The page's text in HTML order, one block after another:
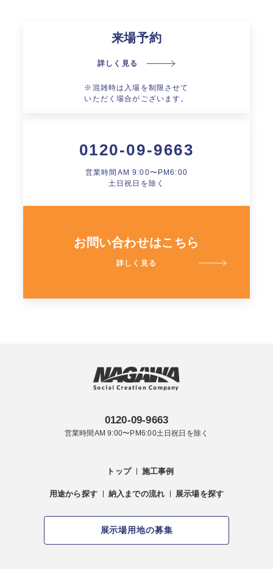
来場予約
詳しく見る
※混雑時は入場を制限させて
いただく場合がございます。
0120-09-9663
営業時間AM 9:00〜PM6:00
土日祝日を除く
お問い合わせはこちら
詳しく見る
0120-09-9663
営業時間AM 9:00〜PM6:00土日祝日を除く
トップ 施工事例
用途から探す 納入までの流れ 展示場を探す
展示場用地の募集